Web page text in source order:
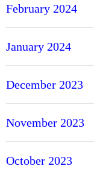
February 2024
January 2024
December 2023
November 2023
October 2023